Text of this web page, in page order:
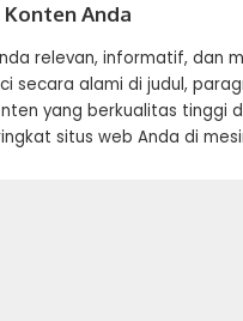
Anda
relevan, informatif, dan
secara alami di judul,
yang berkualitas tinggi
situs web Anda di